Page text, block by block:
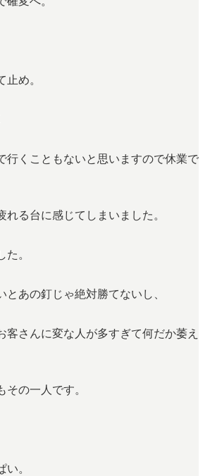
止め。
行くこともないと思いますので休業で
れる台に感じてしまいました。
た。
とあの釘じゃ絶対勝てないし、
客さんに変な人が多すぎて何だか萎え
その一人です。
。